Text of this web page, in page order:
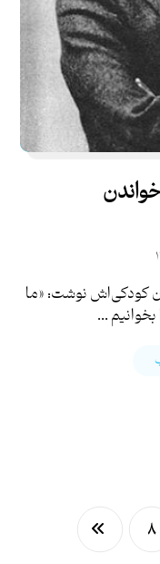
دوست دوران کودکی‌اش نوشت: «ما
...
۸